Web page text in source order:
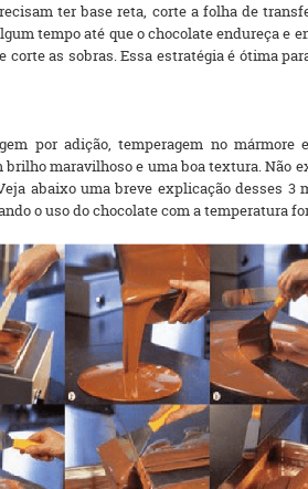
ter base reta, corte a folha de
tempo até que o chocolate endureça e
as sobras. Essa estratégia é ótima
por adição, temperagem no
maravilhoso e uma boa textura.
abaixo uma breve explicação desses
o uso do chocolate com a temperatura